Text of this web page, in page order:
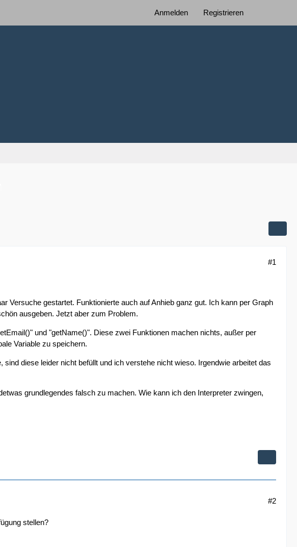
Anmelden Registrieren
#1
Versuche gestartet. Funktionierte auch auf Anhieb ganz gut. Ich kann per Graph
ausgeben. Jetzt aber zum Problem.
und "getName()". Diese zwei Funktionen machen nichts, außer per
Variable zu speichern.
diese leider nicht befüllt und ich verstehe nicht wieso. Irgendwie arbeitet das
grundlegendes falsch zu machen. Wie kann ich den Interpreter zwingen,
#2
stellen?